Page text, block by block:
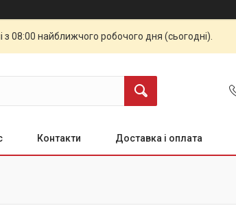
08:00 найближчого робочого дня (сьогодні).
Контакти Доставка і оплата